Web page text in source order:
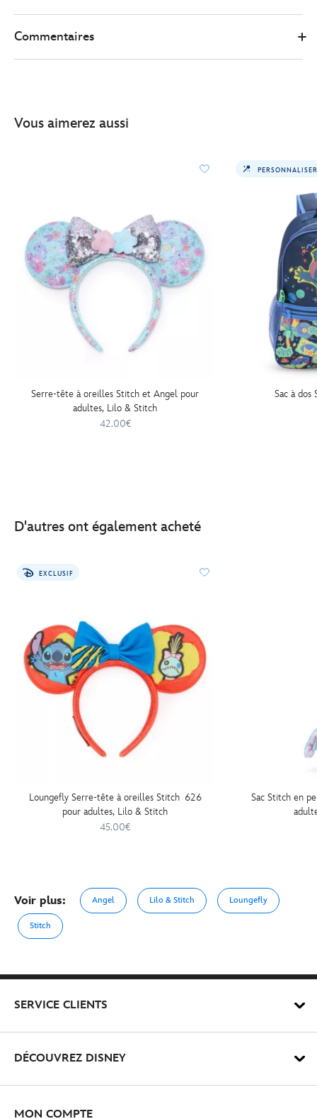
angel-
stitch-
Commentaires
Vous aimerez aussi
Serre-tête à oreilles Stitch et Angel pour
adultes, Lilo & Stitch
42.00€
Sac à
D'autres ont également acheté
EXCLUSIF
Loungefly Serre-tête à oreilles Stitch 626
pour adultes, Lilo & Stitch
45.00€
Sac Stitch en
Voir plus: Angel Lilo & Stitch Loungefly
Stitch
SERVICE CLIENTS
DÉCOUVREZ DISNEY
MON COMPTE